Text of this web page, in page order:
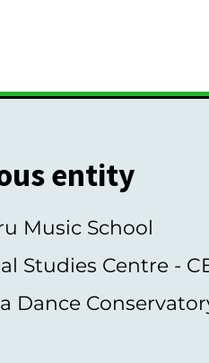
entity
Music School
Studies Centre -
Dance